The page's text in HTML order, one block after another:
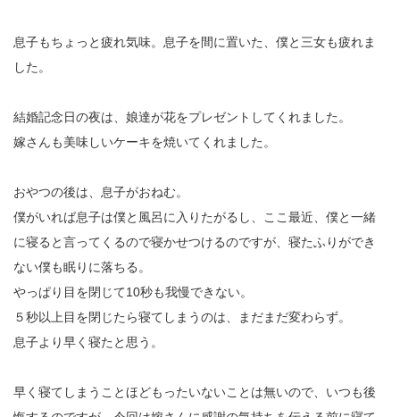
息子もちょっと疲れ気味。息子を間に置いた、僕と三女も疲れま
した。
結婚記念日の夜は、娘達が花をプレゼントしてくれました。
嫁さんも美味しいケーキを焼いてくれました。
おやつの後は、息子がおねむ。
僕がいれば息子は僕と風呂に入りたがるし、ここ最近、僕と一緒
に寝ると言ってくるので寝かせつけるのですが、寝たふりができ
ない僕も眠りに落ちる。
やっぱり目を閉じて10秒も我慢できない。
５秒以上目を閉じたら寝てしまうのは、まだまだ変わらず。
息子より早く寝たと思う。
早く寝てしまうことほどもったいないことは無いので、いつも後